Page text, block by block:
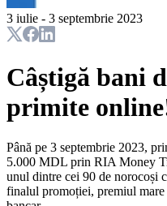
3 iulie - 3 septembrie 2023
Câștigă bani
primite
Până pe 3 septembrie 2023,
5.000 MDL prin RIA Money
unul dintre cei 90 de norocoși
finalul promoției, premiul